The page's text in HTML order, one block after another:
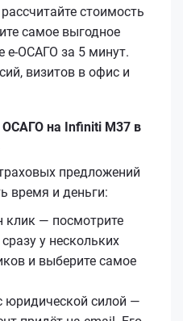
стоимость
самое выгодное
е‑ОСАГО за 5 минут.
визитов в офис и
на Infiniti M37 в
предложений
время и деньги:
клик — посмотрите
у нескольких
и выберите самое
юридической силой —